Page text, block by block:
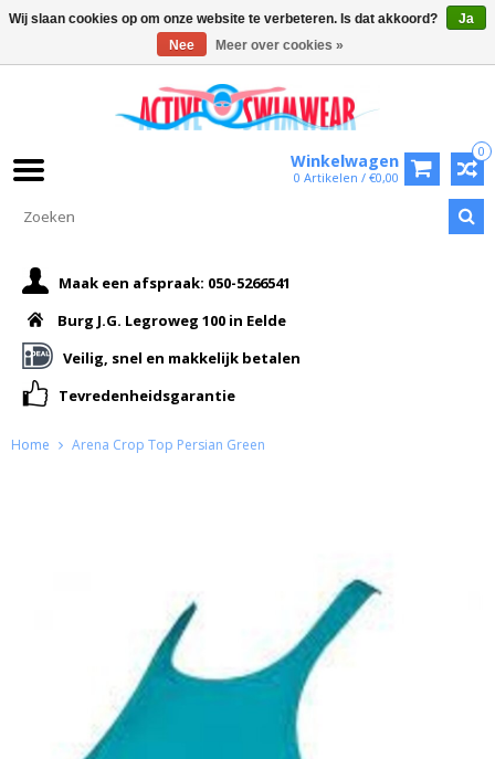
0
Winkelwagen
0 Artikelen / €0,00
Maak een afspraak: 050-5266541
Burg J.G. Legroweg 100 in Eelde
Veilig, snel en makkelijk betalen
Tevredenheidsgarantie
Home Arena Crop Top Persian Green
Wij slaan cookies op om onze website te verbeteren. Is dat akkoord?
Ja
Nee
Meer over cookies »